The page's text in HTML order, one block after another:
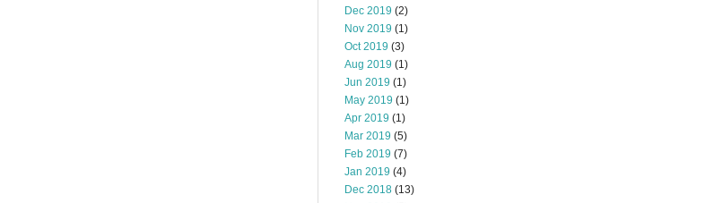
Dec 2019 (2)
Nov 2019 (1)
Oct 2019 (3)
Aug 2019 (1)
Jun 2019 (1)
May 2019 (1)
Apr 2019 (1)
Mar 2019 (5)
Feb 2019 (7)
Jan 2019 (4)
Dec 2018 (13)